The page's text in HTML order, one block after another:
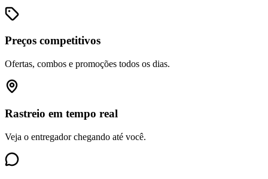
Preços competitivos
Ofertas, combos e promoções todos os dias.
Rastreio em tempo real
Veja o entregador chegando até você.